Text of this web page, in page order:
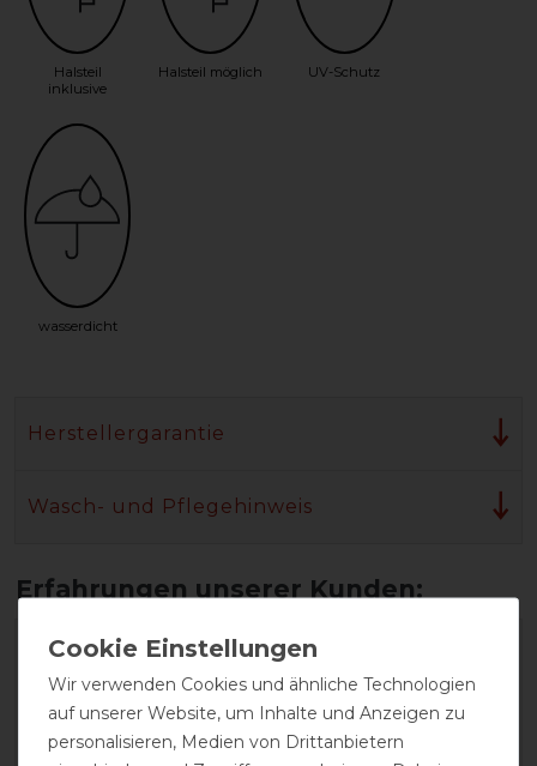
Halsteil
inklusive
Halsteil möglich UV-Schutz
wasserdicht
Herstellergarantie
Wasch- und Pflegehinweis
Wir verwenden Cookies und ähnliche Technologien
auf unserer Website, um Inhalte und Anzeigen zu
personalisieren, Medien von Drittanbietern